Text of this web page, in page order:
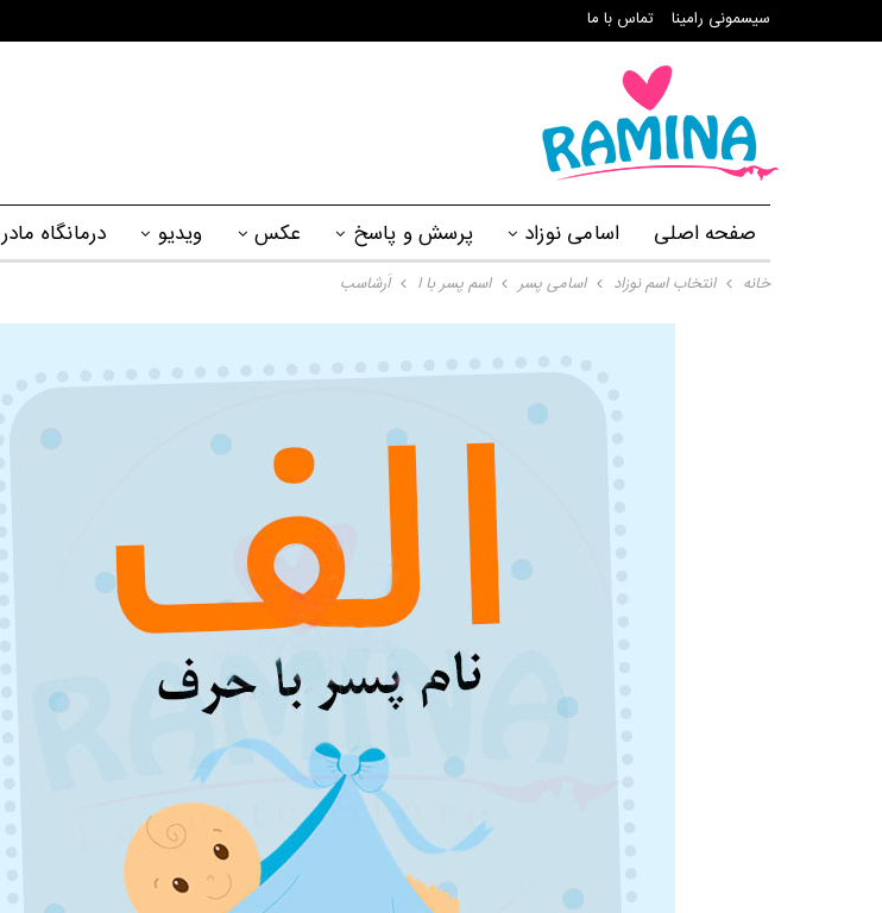
سیسمونی رامینا تماس با ما
صفحه اصلی اسامی نوزاد پرسش و پاسخ عکس ویدیو درمانگاه مادر
خانه انتخاب اسم نوزاد اسامی پسر اسم پسر با ا اَرشاسب